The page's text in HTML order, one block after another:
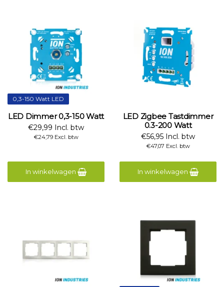
0,3-150 Watt LED
LED Dimmer 0,3-150 Watt
€29,99 Incl. btw
€24,79 Excl. btw
In winkelwagen
LED Zigbee Tastdimmer
0.3-200 Watt
€56,95 Incl. btw
€47,07 Excl. btw
In winkelwagen